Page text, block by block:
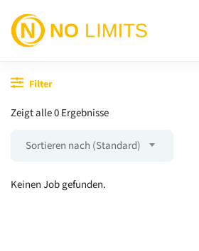
Filter
Zeigt alle 0 Ergebnisse
Sortieren nach (Standard)
Keinen Job gefunden.